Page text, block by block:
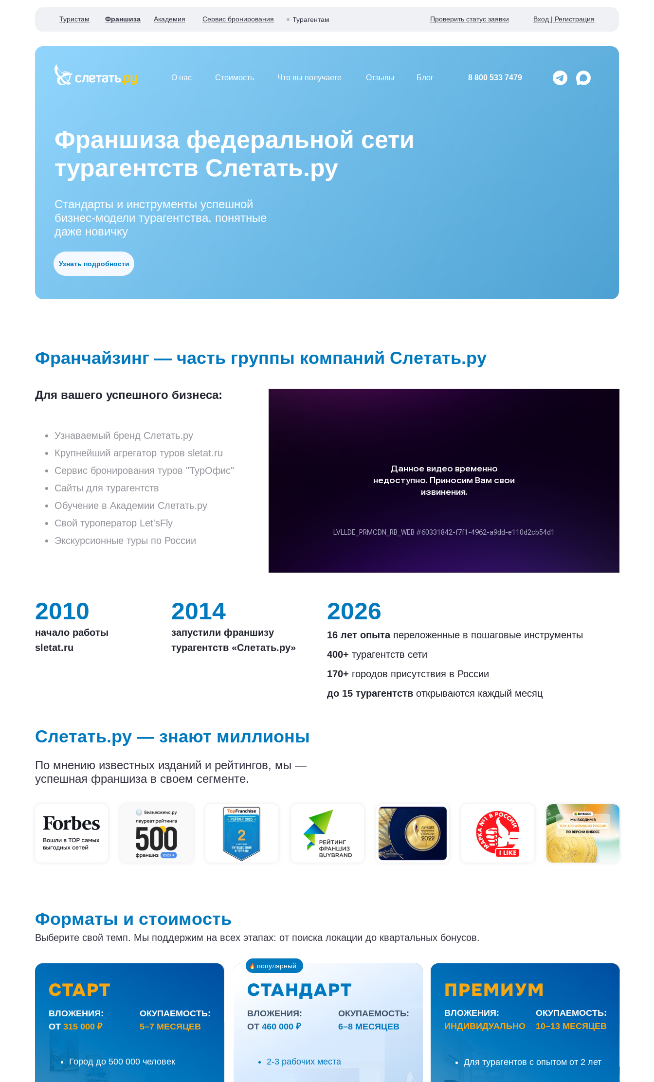
Туристам Франшиза Академия Сервис бронирования Проверить статус заявки Вход | Регистрация
Турагентам
О нас
Франшиза федеральной сети
турагентств Слетать.ру
Стандарты и инструменты успешной
бизнес-модели турагентства, понятные
даже новичку
Стоимость Что вы получаете Отзывы Блог 8 800 533 7479
Узнать подробности
Узнаваемый бренд Слетать.ру
Крупнейший агрегатор туров sletat.ru
Сервис бронирования туров "ТурОфис"
Сайты для турагентств
Обучение в Академии Слетать.ру
Свой туроператор Let'sFly
Экскурсионные туры по России
Франчайзинг — часть группы компаний Слетать.ру
Для вашего успешного бизнеса:
2010 2014 2026
начало работы
sletat.ru
запустили франшизу
турагентств «Слетать.ру»
16 лет опыта переложенные в пошаговые инструменты
400+ турагентств сети
170+ городов присутствия в России
до 15 турагентств открываются каждый месяц
Слетать.ру — знают миллионы
По мнению известных изданий и рейтингов, мы —
успешная франшиза в своем сегменте.
Форматы и стоимость
Выберите свой темп. Мы поддержим на всех этапах: от поиска локации до квартальных бонусов.
туристами, ваш тревел-бутик с быстрой
окупаемостью
Город до 500 000 человек
СТАРТ
ВЛОЖЕНИЯ:
ОТ 315 000 ₽
ОКУПАЕМОСТЬ:
5–7 МЕСЯЦЕВ
операционных решениях
2-3 рабочих места
СТАНДАРТ
ВЛОЖЕНИЯ:
ОТ 460 000 ₽
ОКУПАЕМОСТЬ:
6–8 МЕСЯЦЕВ
популярный
максимизации выручки и прибыли
Для турагентов с опытом от 2 лет
ПРЕМИУМ
ВЛОЖЕНИЯ:
ИНДИВИДУАЛЬНО
ОКУПАЕМОСТЬ:
10–13 МЕСЯЦЕВ